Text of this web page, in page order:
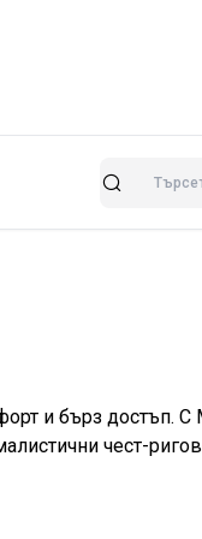
Търсене
и бърз достъп. С
чест-